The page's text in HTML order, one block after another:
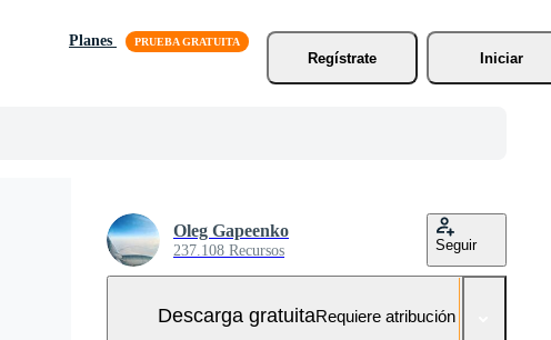
Planes
Regístrate
Iniciar
Oleg Gapeenko
237.108 Recursos Seguir
Descarga gratuitaRequiere atribución